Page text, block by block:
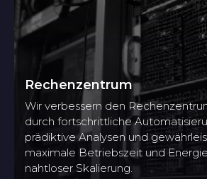
Rechenzentrum
Wir verbessern den
durch fortschrittliche
prädiktive Analysen und
maximale Betriebszeit und
nahtloser Skalierung.